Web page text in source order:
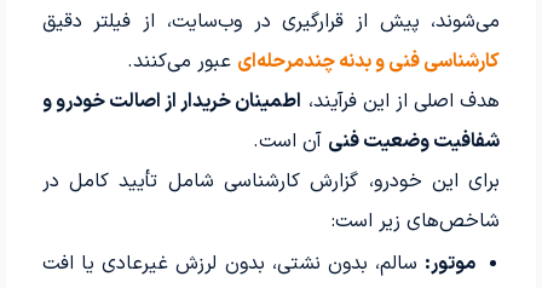
می‌شوند، پیش از قرارگیری در وب‌سایت، از فیلتر دقیق
کارشناسی فنی و بدنه چندمرحله‌ای عبور می‌کنند.
هدف اصلی از این فرآیند، اطمینان خریدار از اصالت خودرو و
شفافیت وضعیت فنی آن است.
برای این خودرو، گزارش کارشناسی شامل تأیید کامل در
شاخص‌های زیر است:
موتور: سالم، بدون نشتی، بدون لرزش غیرعادی یا افت